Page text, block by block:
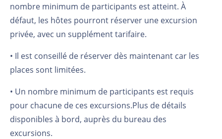
nombre minimum de participants est atteint. À
défaut, les hôtes pourront réserver une excursion
privée, avec un supplément tarifaire.
• Il est conseillé de réserver dès maintenant car les
places sont limitées.
• Un nombre minimum de participants est requis
pour chacune de ces excursions.Plus de détails
disponibles à bord, auprès du bureau des
excursions.